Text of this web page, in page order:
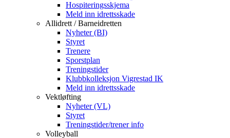
Hospiteringsskjema
Meld inn idrettsskade
Allidrett / Barneidretten
Nyheter (BI)
Styret
Trenere
Sporstplan
Treningstider
Klubbkolleksjon Vigrestad IK
Meld inn idrettsskade
Vektløfting
Nyheter (VL)
Styret
Treningstider/trener info
Volleyball